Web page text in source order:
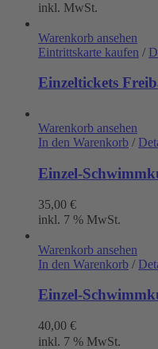
inkl. MwSt.
Warenkorb ansehen
Eintrittskarte kaufen /
Einzeltickets
Warenkorb ansehen
In den Warenkorb /
Einzel-
35,00 €
inkl. 7 % MwSt.
Warenkorb ansehen
In den Warenkorb /
Einzel-
40,00 €
inkl. 7 % MwSt.